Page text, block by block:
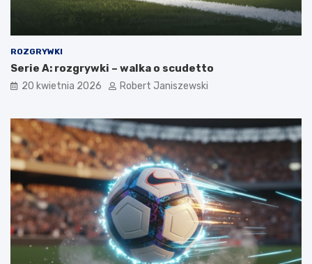
ROZGRYWKI
Serie A: rozgrywki – walka o scudetto
20 kwietnia 2026 Robert Janiszewski